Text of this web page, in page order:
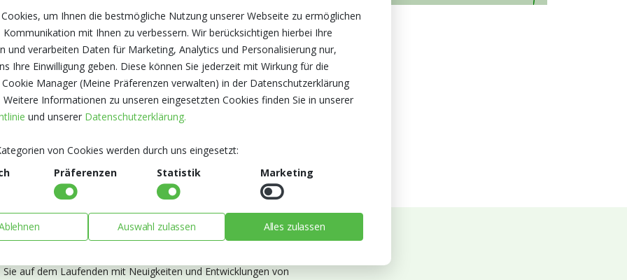
Sie unseren Newsletter
Sie auf dem Laufenden mit Neuigkeiten und Entwicklungen von
um Ihnen die bestmögliche Nutzung unserer Webseite zu ermöglichen
Kommunikation mit Ihnen zu verbessern. Wir berücksichtigen hierbei Ihre
und verarbeiten Daten für Marketing, Analytics und Personalisierung nur,
Ihre Einwilligung geben. Diese können Sie jederzeit mit Wirkung für die
Manager (Meine Präferenzen verwalten) in der Datenschutzerklärung
Weitere Informationen zu unseren eingesetzten Cookies finden Sie in unserer
und unserer Datenschutzerklärung.
von Cookies werden durch uns eingesetzt:
Präferenzen Statistik Marketing
Auswahl zulassen Alles zulassen